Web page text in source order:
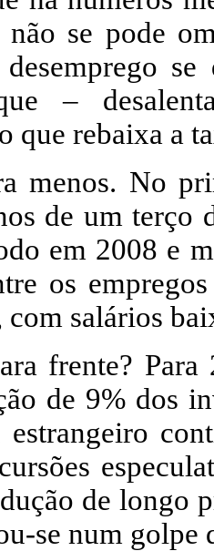
não se pode
–
que rebaixa a
menos. No
de um terço
em 2008 e
os
com salários
frente?
de 9% dos
estrangeiro
de longo
se num golpe